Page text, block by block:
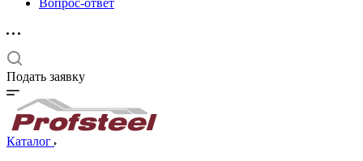
Вопрос-ответ
Подать заявку
Каталог